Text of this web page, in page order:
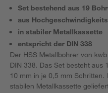
Set bestehend aus 19
aus
in stabiler Metallkassette
entspricht der DIN 338
Der HSS Metallbohrer von
DIN 338. Das Set besteht aus
10 mm in je 0,5 mm
stabilen Metallkassette